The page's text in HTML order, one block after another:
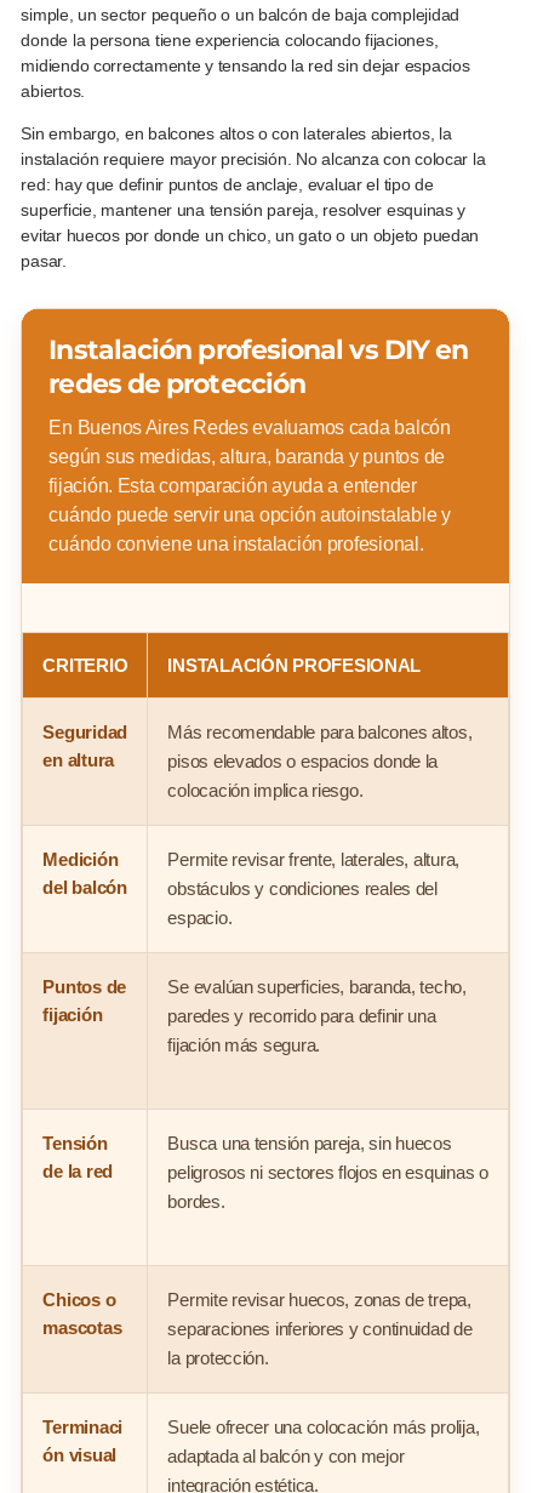
simple, un sector pequeño o un balcón de baja complejidad
donde la persona tiene experiencia colocando fijaciones,
midiendo correctamente y tensando la red sin dejar espacios
abiertos.
Sin embargo, en balcones altos o con laterales abiertos, la
instalación requiere mayor precisión. No alcanza con colocar la
red: hay que definir puntos de anclaje, evaluar el tipo de
superficie, mantener una tensión pareja, resolver esquinas y
evitar huecos por donde un chico, un gato o un objeto puedan
pasar.
Instalación profesional vs DIY en
redes de protección
En Buenos Aires Redes evaluamos cada balcón
según sus medidas, altura, baranda y puntos de
fijación. Esta comparación ayuda a entender
cuándo puede servir una opción autoinstalable y
cuándo conviene una instalación profesional.
CRITERIO INSTALACIÓN PROFESIONAL
Seguridad
en altura
Más recomendable para balcones altos,
pisos elevados o espacios donde la
colocación implica riesgo.
Medición
del balcón
Permite revisar frente, laterales, altura,
obstáculos y condiciones reales del
espacio.
Puntos de
fijación
Se evalúan superficies, baranda, techo,
paredes y recorrido para definir una
fijación más segura.
Tensión
de la red
Busca una tensión pareja, sin huecos
peligrosos ni sectores flojos en esquinas o
bordes.
Chicos o
mascotas
Permite revisar huecos, zonas de trepa,
separaciones inferiores y continuidad de
la protección.
Terminaci
ón visual
Suele ofrecer una colocación más prolija,
adaptada al balcón y con mejor
integración estética.